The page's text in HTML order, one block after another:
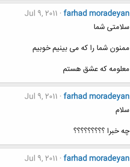
farhad moradeyan
Jul 9, 2011
سلامتی شما
ممنون شما را که می بینیم خوبیم
معلومه که عشق هستم
farhad moradeyan
Jul 9, 2011
سلام
چه خبرا ؟؟؟؟؟؟؟؟؟
farhad moradeyan
Jul 9, 2011